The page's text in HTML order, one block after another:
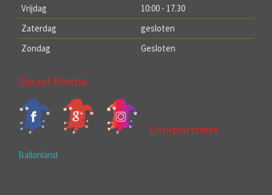
Vrijdag
10:00 - 17.30
Zaterdag
gesloten
Zondag
Gesloten
Social Media
Linkpartners
Ballonland